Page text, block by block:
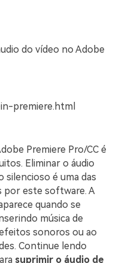
do vídeo no Adobe
premiere.html
Premiere Pro/CC é
Eliminar o áudio
silencioso é uma das
por este software. A
quando se
música de
sonoros ou ao
Continue lendo
suprimir o áudio de